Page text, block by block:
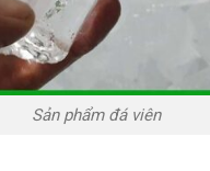
Sản phẩm đá viên